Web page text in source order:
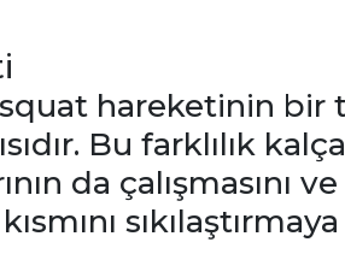
hareketinin bir
Bu farklılık
da çalışmasını